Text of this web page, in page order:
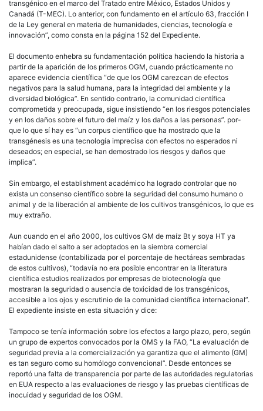
transgénico en el marco del Tratado entre México, Estados Unidos y
Canadá (T-MEC). Lo anterior, con fundamento en el artículo 63, fracción I
de la Ley general en materia de humanidades, ciencias, tecnología e
innovación”, como consta en la página 152 del Expediente.
El documento enhebra su fundamentación política haciendo la historia a
partir de la aparición de los primeros OGM, cuando prácticamente no
aparece evidencia científica “de que los OGM carezcan de efectos
negativos para la salud humana, para la integridad del ambiente y la
diversidad biológica”. En sentido contrario, la comunidad científica
comprometida y preocupada, sigue insistiendo “en los riesgos potenciales
y en los daños sobre el futuro del maíz y los daños a las personas”. por-
que lo que sí hay es “un corpus científico que ha mostrado que la
transgénesis es una tecnología imprecisa con efectos no esperados ni
deseados; en especial, se han demostrado los riesgos y daños que
implica”.
Sin embargo, el establishment académico ha logrado controlar que no
exista un consenso científico sobre la seguridad del consumo humano o
animal y de la liberación al ambiente de los cultivos transgénicos, lo que es
muy extraño.
Aun cuando en el año 2000, los cultivos GM de maíz Bt y soya HT ya
habían dado el salto a ser adoptados en la siembra comercial
estadunidense (contabilizada por el porcentaje de hectáreas sembradas
de estos cultivos), “todavía no era posible encontrar en la literatura
científica estudios realizados por empresas de biotecnología que
mostraran la seguridad o ausencia de toxicidad de los transgénicos,
accesible a los ojos y escrutinio de la comunidad científica internacional”.
El expediente insiste en esta situación y dice:
Tampoco se tenía información sobre los efectos a largo plazo, pero, según
un grupo de expertos convocados por la OMS y la FAO, “La evaluación de
seguridad previa a la comercialización ya garantiza que el alimento (GM)
es tan seguro como su homólogo convencional”. Desde entonces se
reportó una falta de transparencia por parte de las autoridades regulatorias
en EUA respecto a las evaluaciones de riesgo y las pruebas científicas de
inocuidad y seguridad de los OGM.